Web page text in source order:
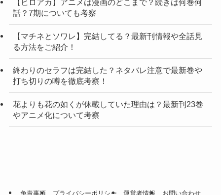
話？7期についても考察
【マチネとソワレ】完結してる？最新刊情報や全話見
る方法をご紹介！
終わりのセラフは完結した？ネタバレ注意で最新巻や
打ち切りの噂を徹底考察！
花よりも花の如くが休載していた理由は？最新刊23巻
やアニメ化について考察
免責事項 プライバシーポリシー 運営者情報 お問い合わせ